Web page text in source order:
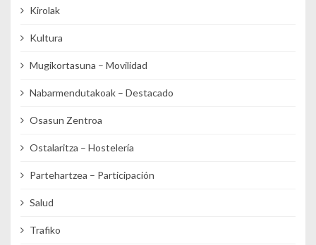
Kirolak
Kultura
Mugikortasuna – Movilidad
Nabarmendutakoak – Destacado
Osasun Zentroa
Ostalaritza – Hostelería
Partehartzea – Participación
Salud
Trafiko